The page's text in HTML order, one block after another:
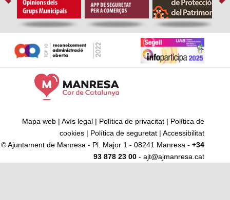
Mapa web | Avís legal | Política de privacitat | Política de
cookies | Política de seguretat | Accessibilitat
© Ajuntament de Manresa - Pl. Major 1 - 08241 Manresa - +34
93 878 23 00 - ajt@ajmanresa.cat